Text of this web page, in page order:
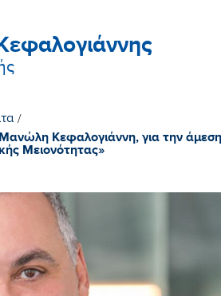
/
Κεφαλογιάννη, για την
Μειονότητας»